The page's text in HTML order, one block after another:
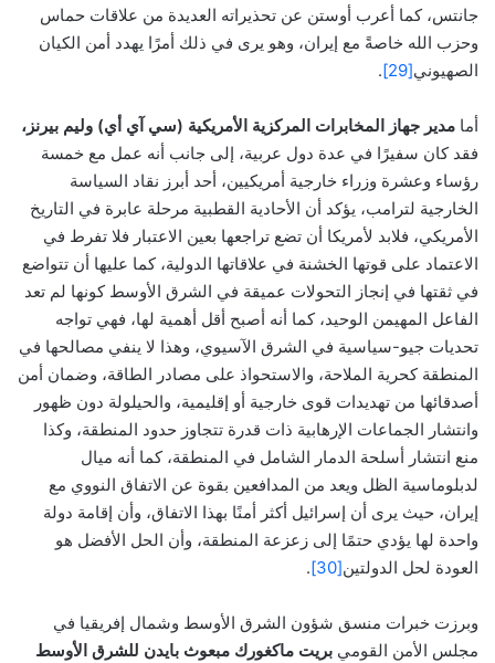
جانتس، كما أعرب أوستن عن تحذيراته العديدة من علاقات حماس
وحزب الله خاصةً مع إيران، وهو يرى في ذلك أمرًا يهدد أمن الكيان
الصهيوني[29]
.
أما مدير جهاز المخابرات المركزية الأمريكية (سي آي أي) وليم بيرنز،
فقد كان سفيرًا في عدة دول عربية، إلى جانب أنه عمل مع خمسة
رؤساء وعشرة وزراء خارجية أمريكيين، أحد أبرز نقاد السياسة
الخارجية لترامب، يؤكد أن الأحادية القطبية مرحلة عابرة في التاريخ
الأمريكي، فلابد لأمريكا أن تضع تراجعها بعين الاعتبار فلا تفرط في
الاعتماد على قوتها الخشنة في علاقاتها الدولية، كما عليها أن تتواضع
في ثقتها في إنجاز التحولات عميقة في الشرق الأوسط كونها لم تعد
الفاعل المهيمن الوحيد، كما أنه أصبح أقل أهمية لها، فهي تواجه
تحديات جيو-سياسية في الشرق الآسيوي، وهذا لا ينفي مصالحها في
المنطقة كحرية الملاحة، والاستحواذ على مصادر الطاقة، وضمان أمن
أصدقائها من تهديدات قوى خارجية أو إقليمية، والحيلولة دون ظهور
وانتشار الجماعات الإرهابية ذات قدرة تتجاوز حدود المنطقة، وكذا
منع انتشار أسلحة الدمار الشامل في المنطقة، كما أنه ميال
لدبلوماسية الظل ويعد من المدافعين بقوة عن الاتفاق النووي مع
إيران، حيث يرى أن إسرائيل أكثر أمنًا بهذا الاتفاق، وأن إقامة دولة
واحدة لها يؤدي حتمًا إلى زعزعة المنطقة، وأن الحل الأفضل هو
العودة لحل الدولتين[30]
.
وبرزت خبرات منسق شؤون الشرق الأوسط وشمال إفريقيا في
مجلس الأمن القومي بريت ماكغورك مبعوث بايدن للشرق الأوسط